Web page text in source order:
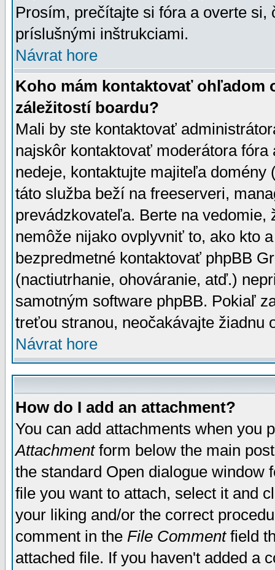
Prosím, prečítajte si fóra a overte
príslušnými inštrukciami.
Návrat hore
Koho mám kontaktovať ohľadom
záležitostí boardu?
Mali by ste kontaktovať
najskôr kontaktovať moderátora
nedeje, kontaktujte majiteľa
táto služba beží na freeserveri,
prevádzkovateľa. Berte na vedomie,
nemôže nijako ovplyvniť to, ako kto
bezpredmetné kontaktovať phpBB
(nactiutrhanie, ohováranie, atď.)
samotným software phpBB. Pokiaľ
treťou stranou, neočakávajte žiadnu
Návrat hore
How do I add an attachment?
You can add attachments when you
Attachmentform below the main
the standard Open dialogue window
file you want to attach, select it and
your liking and/or the correct
comment in the File Commentfield
attached file. If you haven't added a